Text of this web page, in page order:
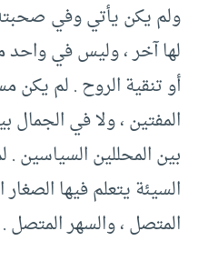
ولم يكن يأتي وفي
لها آخر ، وليس في
أو تنقية الروح . لم يكن
المفتين ، ولا في الجمال
بين المحللين السياسين
السيئة يتعلم فيها
المتصل ، والسهر المتصل .